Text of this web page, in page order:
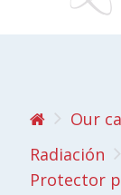
Our
Radiación
Protector